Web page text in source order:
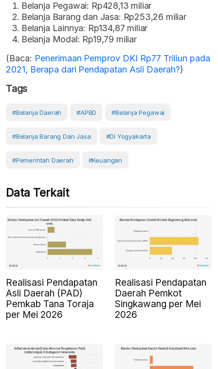
Belanja Pegawai: Rp428,13 miliar
Belanja Barang dan Jasa: Rp253,26 miliar
Belanja Lainnya: Rp134,87 miliar
Belanja Modal: Rp19,79 miliar
(Baca: Penerimaan Pemprov DKI Rp77 Triliun pada
2021, Berapa dari Pendapatan Asli Daerah?)
Tags
#belanja Daerah #APBD #Belanja Pegawai
#belanja Barang Dan Jasa #DI Yogyakarta
#Pemerintah Daerah #Keuangan
Data Terkait
Realisasi Pendapatan
Asli Daerah (PAD)
Pemkab Tana Toraja
per Mei 2026
Realisasi Pendapatan
Daerah Pemkot
Singkawang per Mei
2026